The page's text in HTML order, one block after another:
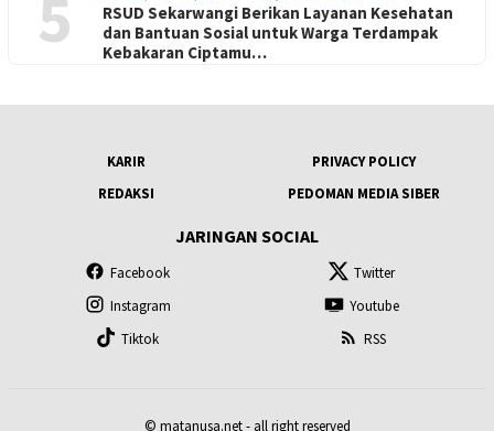
5
RSUD Sekarwangi Berikan Layanan Kesehatan
dan Bantuan Sosial untuk Warga Terdampak
Kebakaran Ciptamu…
KARIR
PRIVACY POLICY
REDAKSI
PEDOMAN MEDIA SIBER
JARINGAN SOCIAL
Facebook
Twitter
Instagram
Youtube
Tiktok
RSS
© matanusa.net - all right reserved